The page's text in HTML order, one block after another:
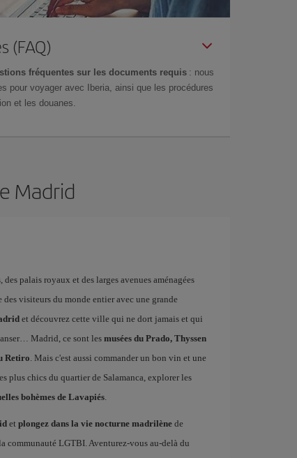
(FAQ)
fréquentes sur les documents requis : nous
pour voyager avec Iberia, ainsi que les procédures
et les douanes.
Madrid
palais royaux et des larges avenues aménagées
visiteurs du monde entier avec une grande
et découvrez cette ville qui ne dort jamais et qui
Madrid, ce sont les musées du Prado, Thyssen
Retiro. Mais c'est aussi commander un bon vin et une
plus chics du quartier de Salamanca, explorer les
bohèmes de Lavapiés.
et plongez dans la vie nocturne madrilènede
communauté LGTBI. Aventurez-vous au-delà du